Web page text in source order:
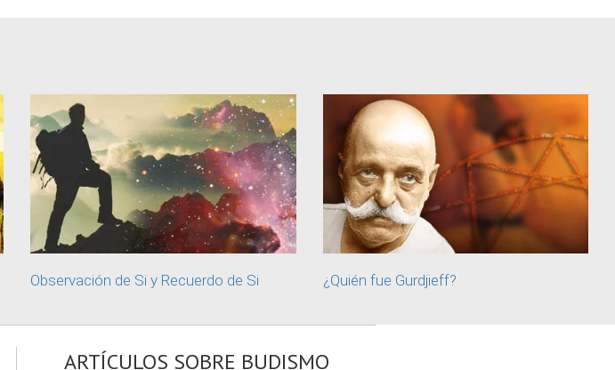
Observación de Si y Recuerdo de Si ¿Quién fue Gurdjieff?
ARTÍCULOS SOBRE BUDISMO